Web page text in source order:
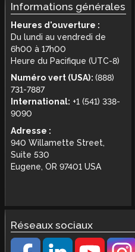
Informations générales
Heures d'ouverture :
Du lundi au vendredi de
6h00 à 17h00
Heure du Pacifique (UTC-8)
Numéro vert (USA): (888)
731-7887
International: +1 (541) 338-
9090
Adresse :
940 Willamette Street,
Suite 530
Eugene, OR 97401 USA
Réseaux sociaux